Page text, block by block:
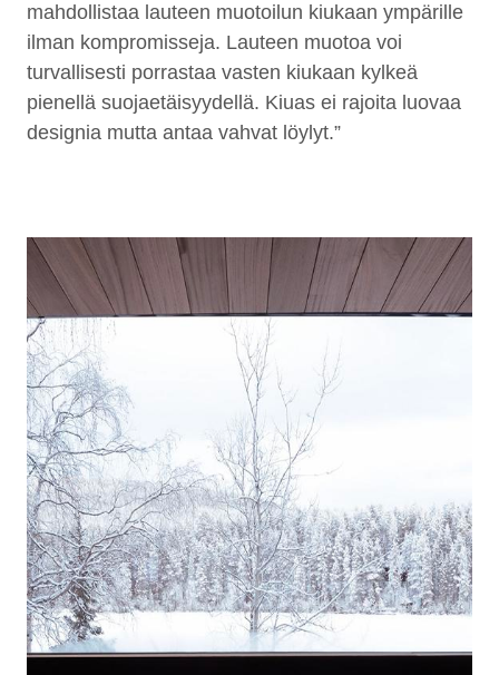
mahdollistaa lauteen muotoilun kiukaan ympärille
ilman kompromisseja. Lauteen muotoa voi
turvallisesti porrastaa vasten kiukaan kylkeä
pienellä suojaetäisyydellä. Kiuas ei rajoita luovaa
designia mutta antaa vahvat löylyt.”